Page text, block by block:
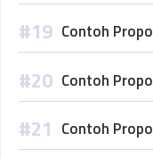
Contoh
Contoh
Contoh